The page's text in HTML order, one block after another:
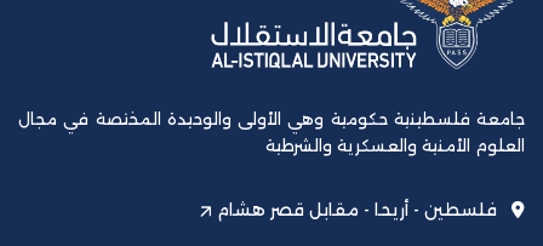
جامعة فلسطينية حكومية وهي الأولى والوحيدة المختصة في مجال
العلوم الأمنية والعسكرية والشرطية
فلسطين - أريحا - مقابل قصر هشام